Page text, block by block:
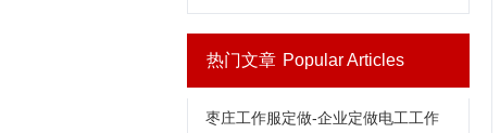
热门文章 Popular Articles
枣庄工作服定做-企业定做电工工作